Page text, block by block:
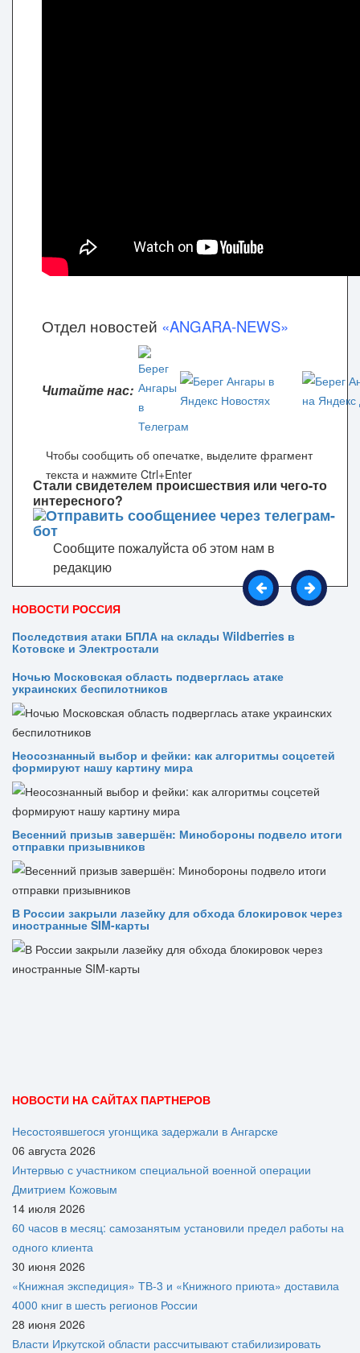
Отдел новостей «ANGARA-NEWS»
Читайте нас:
Стали свидетелем происшествия или чего-то
интересного?
Сообщите пожалуйста об этом нам в
редакцию
Чтобы сообщить об опечатке, выделите фрагмент
текста и нажмите Ctrl+Enter
НОВОСТИ РОССИЯ
Последствия атаки БПЛА на склады Wildberries в
Котовске и Электростали
Ночью Московская область подверглась атаке
украинских беспилотников
Неосознанный выбор и фейки: как алгоритмы соцсетей
формируют нашу картину мира
Весенний призыв завершён: Минобороны подвело итоги
отправки призывников
В России закрыли лазейку для обхода блокировок через
иностранные SIM-карты
НОВОСТИ НА САЙТАХ ПАРТНЕРОВ
Несостоявшегося угонщика задержали в Ангарске
06 августа 2026
Интервью с участником специальной военной операции
Дмитрием Кожовым
14 июля 2026
60 часов в месяц: самозанятым установили предел работы на
одного клиента
30 июня 2026
«Книжная экспедиция» ТВ-3 и «Книжного приюта» доставила
4000 книг в шесть регионов России
28 июня 2026
Власти Иркутской области рассчитывают стабилизировать